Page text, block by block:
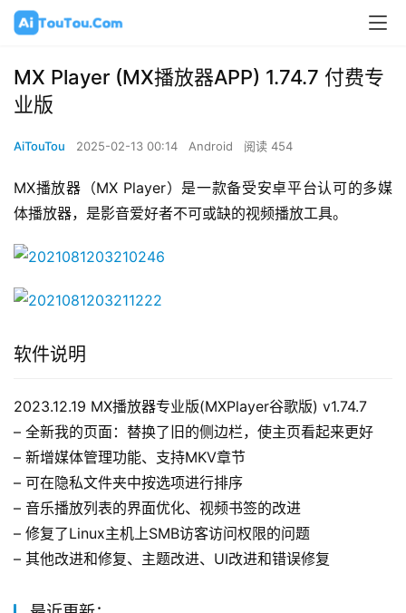
MX Player (MX播放器APP) 1.74.7 付费专
业版
AiTouTou 2025-02-13 00:14 Android 阅读 454
MX播放器（MX Player）是一款备受安卓平台认可的多媒
体播放器，是影音爱好者不可或缺的视频播放工具。
软件说明
2023.12.19 MX播放器专业版(MXPlayer谷歌版) v1.74.7
– 全新我的页面：替换了旧的侧边栏，使主页看起来更好
– 新增媒体管理功能、支持MKV章节
– 可在隐私文件夹中按选项进行排序
– 音乐播放列表的界面优化、视频书签的改进
– 修复了Linux主机上SMB访客访问权限的问题
– 其他改进和修复、主题改进、UI改进和错误修复